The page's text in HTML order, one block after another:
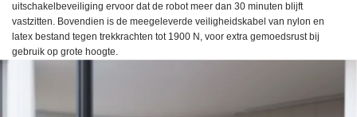
uitschakelbeveiliging ervoor dat de robot meer dan 30 minuten blijft
vastzitten. Bovendien is de meegeleverde veiligheidskabel van nylon en
latex bestand tegen trekkrachten tot 1900 N, voor extra gemoedsrust bij
gebruik op grote hoogte.